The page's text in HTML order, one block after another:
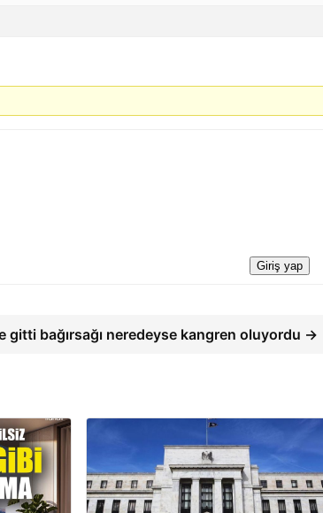
Giriş yap
gitti bağırsağı neredeyse kangren oluyordu →